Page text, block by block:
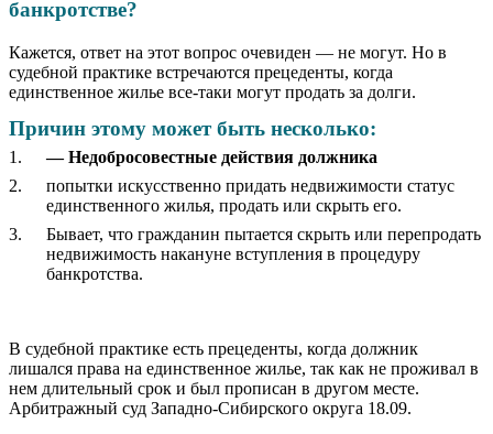
банкротстве?
Кажется, ответ на этот вопрос очевиден — не могут. Но в
судебной практике встречаются прецеденты, когда
единственное жилье все-таки могут продать за долги.
Причин этому может быть несколько:
— Недобросовестные действия должника
попытки искусственно придать недвижимости статус
единственного жилья, продать или скрыть его.
Бывает, что гражданин пытается скрыть или перепродать
недвижимость накануне вступления в процедуру
банкротства.
В судебной практике есть прецеденты, когда должник
лишался права на единственное жилье, так как не проживал в
нем длительный срок и был прописан в другом месте.
Арбитражный суд Западно-Сибирского округа 18.09.